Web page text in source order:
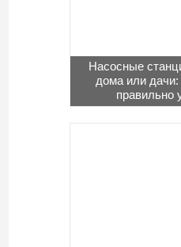
Насосные
дома или дачи:
правильно